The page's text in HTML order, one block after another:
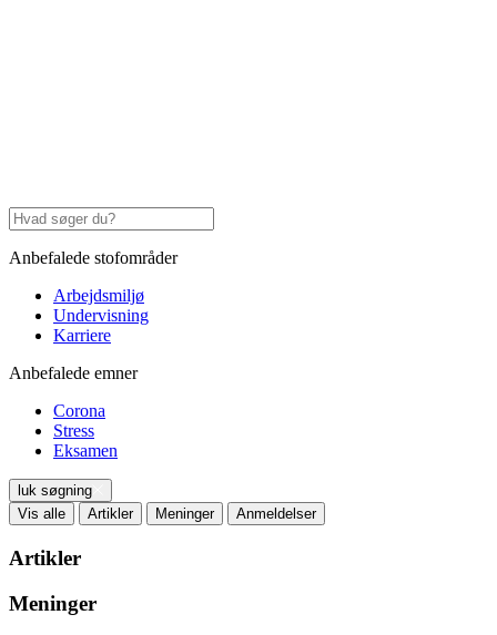
Anbefalede stofområder
Arbejdsmiljø
Undervisning
Karriere
Anbefalede emner
Corona
Stress
Eksamen
luk søgning
Vis alle
Artikler Meninger Anmeldelser
Artikler
Meninger